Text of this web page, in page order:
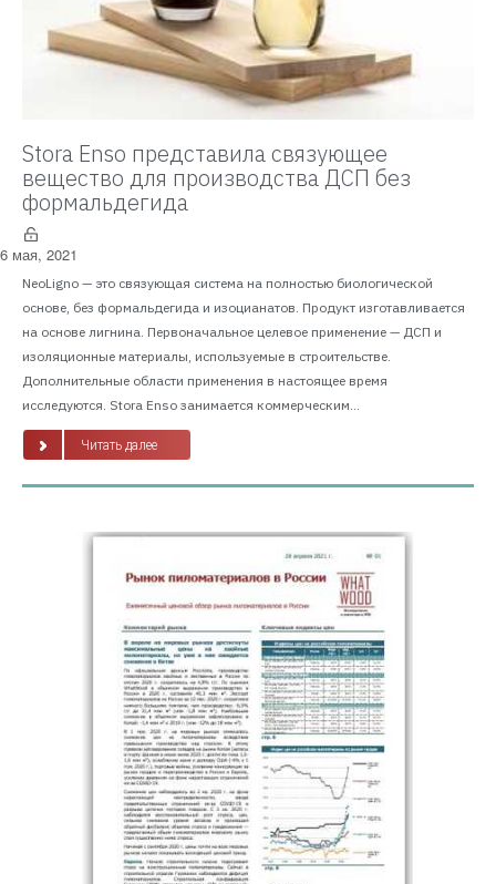
Stora Enso представила связующее
вещество для производства ДСП без
формальдегида
6 мая, 2021
NeoLigno — это связующая система на полностью биологической
основе, без формальдегида и изоцианатов. Продукт изготавливается
на основе лигнина. Первоначальное целевое применение — ДСП и
изоляционные материалы, используемые в строительстве.
Дополнительные области применения в настоящее время
исследуются. Stora Enso занимается коммерческим...
Читать далее